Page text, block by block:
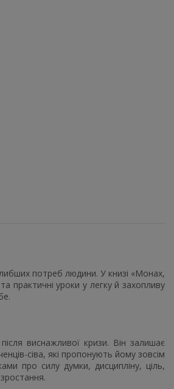
потреб людини. У книзі «Монах,
практичні уроки у легку й захопливу
виснажливої кризи. Він залишає
сіва, які пропонують йому зовсім
про силу думки, дисципліну, ціль,